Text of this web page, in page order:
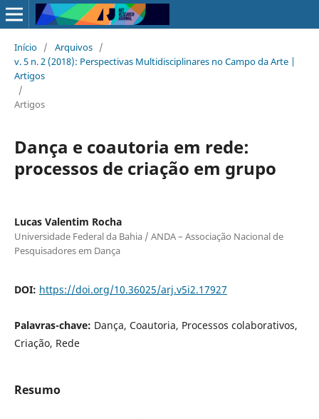
Início / Arquivos /
v. 5 n. 2 (2018): Perspectivas Multidisciplinares no Campo da Arte |
Artigos
/
Artigos
Dança e coautoria em rede:
processos de criação em grupo
Lucas Valentim Rocha
Universidade Federal da Bahia / ANDA – Associação Nacional de
Pesquisadores em Dança
DOI: https://doi.org/10.36025/arj.v5i2.17927
Palavras-chave: Dança, Coautoria, Processos colaborativos,
Criação, Rede
Resumo